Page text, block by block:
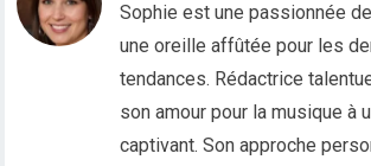
Sophie est une passionnée
une oreille affûtée pour les
tendances. Rédactrice
son amour pour la musique à
captivant. Son approche